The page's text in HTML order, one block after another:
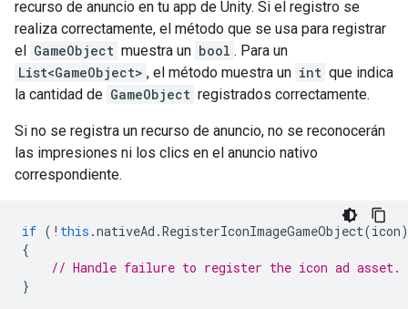
recurso de anuncio en tu app de Unity. Si el registro se
realiza correctamente, el método que se usa para registrar
el GameObject muestra un bool . Para un
List<GameObject> , el método muestra un int que indica
la cantidad de GameObject registrados correctamente.
Si no se registra un recurso de anuncio, no se reconocerán
las impresiones ni los clics en el anuncio nativo
correspondiente.
if ( ! this .nativeAd .RegisterIconImageGameObject(icon
{
// Handle failure to register the icon ad asset.
}